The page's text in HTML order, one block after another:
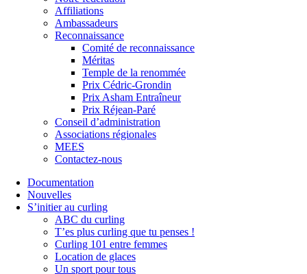
Affiliations
Ambassadeurs
Reconnaissance
Comité de reconnaissance
Méritas
Temple de la renommée
Prix Cédric-Grondin
Prix Asham Entraîneur
Prix Réjean-Paré
Conseil d’administration
Associations régionales
MEES
Contactez-nous
Documentation
Nouvelles
S’initier au curling
ABC du curling
T’es plus curling que tu penses !
Curling 101 entre femmes
Location de glaces
Un sport pour tous